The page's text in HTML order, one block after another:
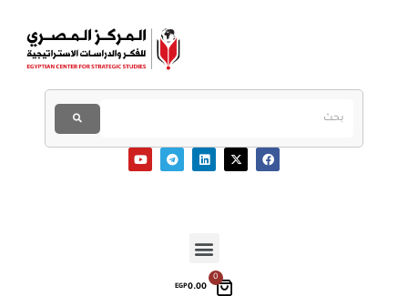
0
EGP0.00